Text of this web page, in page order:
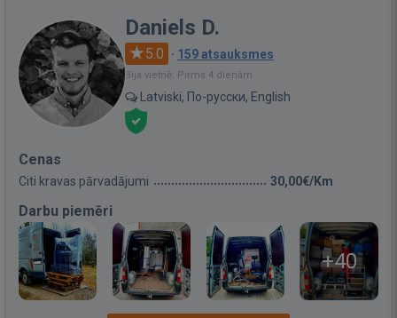
Daniels D.
5.0 · 159 atsauksmes
Bija vietnē: Pirms 4 dienām
Latviski, По-русски, English
Cenas
Citi kravas pārvadājumi 30,00€/Km
Darbu piemēri
+40